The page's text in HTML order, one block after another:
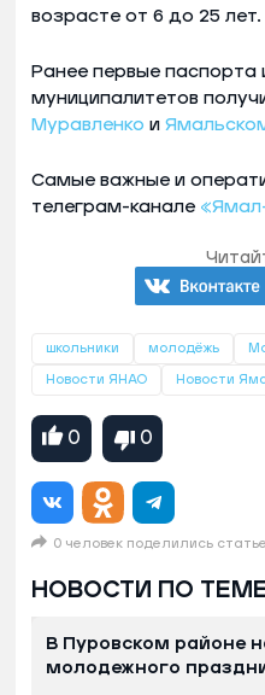
возрасте от 6 до 25 лет.
Ранее первые паспорта
муниципалитетов
Муравленко и
Самые важные и
телеграм-канале
школьники молодёжь
Новости ЯНАО Новости
0 0
0 человек поделились
НОВОСТИ ПО
В Пуровском районе
молодежного